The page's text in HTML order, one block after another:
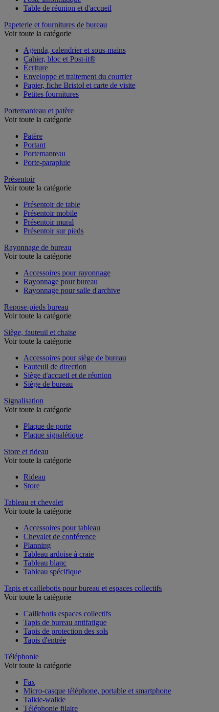
Table de réunion et d'accueil
Papeterie et fournitures de bureau
Voir toute la catégorie
Agenda, calendrier et sous-mains
Cahier, bloc et Post-it®
Écriture
Enveloppe et traitement du courrier
Papier, fiche Bristol et carte de visite
Petites fournitures
Portemanteau et patère
Voir toute la catégorie
Patère
Portant
Portemanteau
Porte-parapluie
Présentoir
Voir toute la catégorie
Présentoir de table
Présentoir mobile
Présentoir mural
Présentoir sur pieds
Rayonnage de bureau
Voir toute la catégorie
Accessoires pour rayonnage
Rayonnage pour bureau
Rayonnage pour salle d'archive
Repose-pieds bureau
Voir toute la catégorie
Siège, fauteuil et chaise
Voir toute la catégorie
Accessoires pour siège de bureau
Fauteuil de direction
Siège d'accueil et de réunion
Siège de bureau
Signalisation
Voir toute la catégorie
Plaque de porte
Plaque signalétique
Store et rideau
Voir toute la catégorie
Rideau
Store
Tableau et chevalet
Voir toute la catégorie
Accessoires pour tableau
Chevalet de conférence
Planning
Tableau ardoise à craie
Tableau blanc
Tableau spécifique
Tapis et caillebotis pour bureau et espaces collectifs
Voir toute la catégorie
Caillebotis espaces collectifs
Tapis de bureau antifatigue
Tapis de protection des sols
Tapis d'entrée
Téléphonie
Voir toute la catégorie
Fax
Micro-casque téléphone, portable et smartphone
Talkie-walkie
Téléphonie filaire